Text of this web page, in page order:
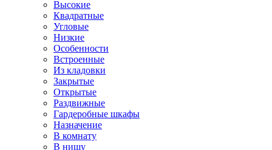
Высокие
Квадратные
Угловые
Низкие
Особенности
Встроенные
Из кладовки
Закрытые
Открытые
Раздвижные
Гардеробные шкафы
Назначение
В комнату
В нишу